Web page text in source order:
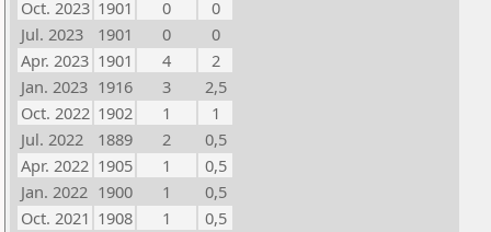
Oct. 2023 1901 0
0
Jul. 2023
1901 0
0
Apr. 2023 1901 4
2
Jan. 2023 1916 3
2,5
Oct. 2022 1902 1
1
Jul. 2022
1889 2
0,5
Apr. 2022 1905 1
0,5
Jan. 2022 1900 1
0,5
Oct. 2021 1908 1
0,5